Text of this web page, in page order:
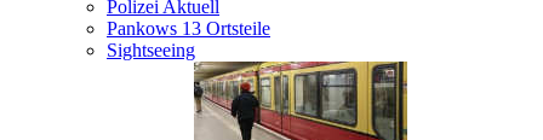
Polizei Aktuell
Pankows 13 Ortsteile
Sightseeing